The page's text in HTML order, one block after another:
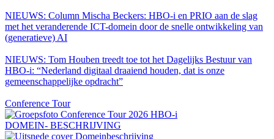
NIEUWS: Column Mischa Beckers: HBO-i en PRIO aan de slag
met het veranderende ICT-domein door de snelle ontwikkeling van
(generatieve) AI
NIEUWS: Tom Houben treedt toe tot het Dagelijks Bestuur van
HBO-i: “Nederland digitaal draaiend houden, dat is onze
gemeenschappelijke opdracht”
Conference Tour
DOMEIN- BESCHRIJVING